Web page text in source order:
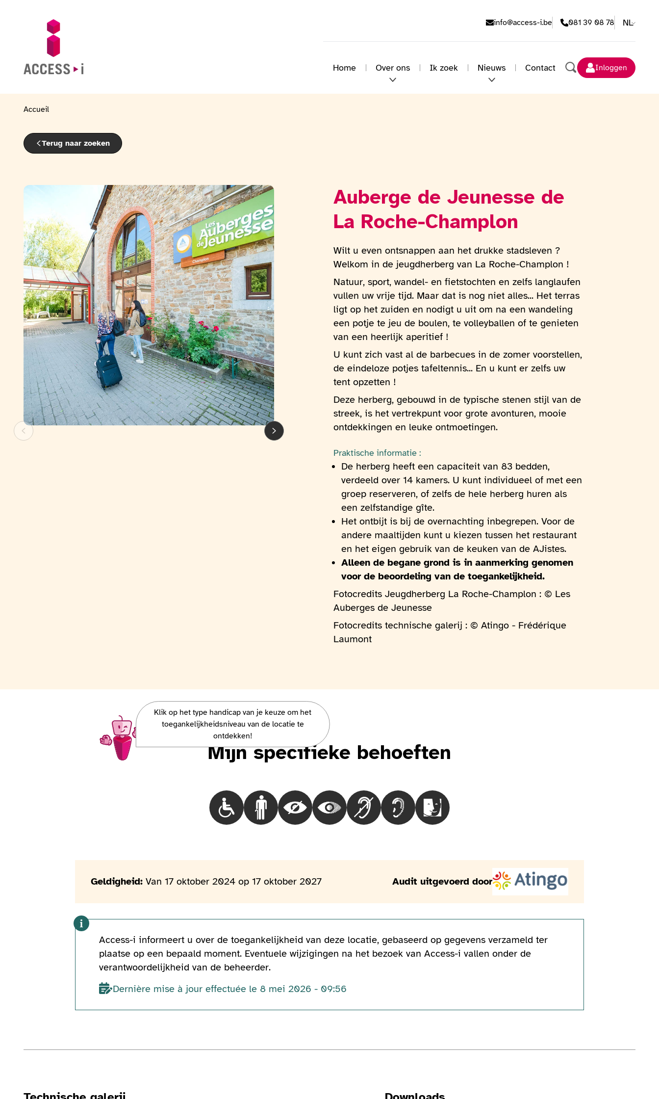
E-mailadres
info@access-i.be Telefoonnummer
081 39 08 78 NL
Home Over ons Ik zoek Nieuws Contact
Zoeken
Inloggen
Accueil
Terug naar zoeken
Bekijk de fotogalerij Bekijk de fotogalerij Bekijk de fotogalerij
Auberge de Jeunesse de
La Roche-Champlon
Wilt u even ontsnappen aan het drukke stadsleven ?
Welkom in de jeugdherberg van La Roche-Champlon !
Natuur, sport, wandel- en fietstochten en zelfs langlaufen
vullen uw vrije tijd. Maar dat is nog niet alles... Het terras
ligt op het zuiden en nodigt u uit om na een wandeling
een potje te jeu de boulen, te volleyballen of te genieten
van een heerlijk aperitief !
U kunt zich vast al de barbecues in de zomer voorstellen,
de eindeloze potjes tafeltennis... En u kunt er zelfs uw
tent opzetten !
Deze herberg, gebouwd in de typische stenen stijl van de
streek, is het vertrekpunt voor grote avonturen, mooie
ontdekkingen en leuke ontmoetingen.
Praktische informatie :
De herberg heeft een capaciteit van 83 bedden,
verdeeld over 14 kamers. U kunt individueel of met een
groep reserveren, of zelfs de hele herberg huren als
een zelfstandige gîte.
Het ontbijt is bij de overnachting inbegrepen. Voor de
andere maaltijden kunt u kiezen tussen het restaurant
en het eigen gebruik van de keuken van de AJistes.
Alleen de begane grond is in aanmerking genomen
voor de beoordeling van de toegankelijkheid.
Fotocredits Jeugdherberg La Roche-Champlon : © Les
Auberges de Jeunesse
Fotocredits technische galerij : © Atingo - Frédérique
Laumont
Mijn specifieke behoeften
Klik op het type handicap van je keuze om het
toegankelijkheidsniveau van de locatie te
ontdekken!
Charlie, la mascotte Access-i, veut vous parler !
Choisir le besoinMensen in een rolstoel
Choisir le besoinMensen met loopproblemen
Choisir le besoinBlinde mensen
Choisir le besoinMensen met een visuele beperking
Choisir le besoinDove mensen
Choisir le besoinMensen met een gehoorbeperking
Choisir le besoinMensen met begripproblemen
Geldigheid: Van 17 oktober 2024 op 17 oktober 2027 Audit uitgevoerd door
Access-i informeert u over de toegankelijkheid van deze locatie, gebaseerd op gegevens verzameld ter
plaatse op een bepaald moment. Eventuele wijzigingen na het bezoek van Access-i vallen onder de
verantwoordelijkheid van de beheerder.
Dernière mise à jour effectuée le 8 mei 2026 - 09:56